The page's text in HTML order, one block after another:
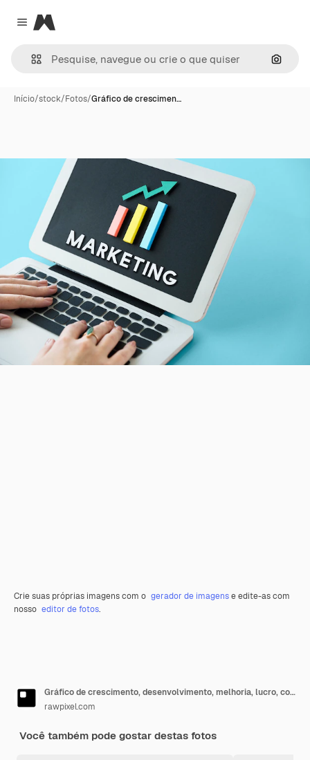
Close menu
Magnific
Início/stock/Fotos/Gráfico de crescimen…
Crie suas próprias imagens com o gerador de imagense edite-as com
nosso editor de fotos.
Gráfico de crescimento, desenvolvimento, melhoria, lucro, conceito de sucesso
rawpixel.com
Você também pode gostar destas fotos